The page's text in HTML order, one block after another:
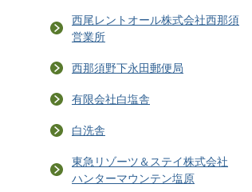
西尾レントオール株式会社西那須
営業所
西那須野下永田郵便局
有限会社白塩舎
白洗舎
東急リゾーツ＆ステイ株式会社
ハンターマウンテン塩原